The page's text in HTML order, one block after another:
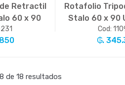
Retractil
60 x 90
Rotafolio
Stalo 60 x 90
Cod:
₲.
de 18 resultados